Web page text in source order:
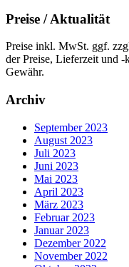
Preise / Aktualität
Preise inkl. MwSt. ggf.
der Preise, Lieferzeit und
Gewähr.
Archiv
September 2023
August 2023
Juli 2023
Juni 2023
Mai 2023
April 2023
März 2023
Februar 2023
Januar 2023
Dezember 2022
November 2022